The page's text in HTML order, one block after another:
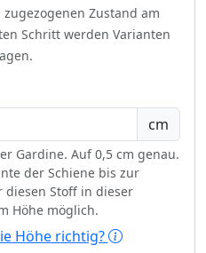
Zustand am
Schritt werden Varianten
cm
Gardine. Auf 0,5 cm genau.
der Schiene bis zur
diesen Stoff in dieser
Höhe möglich.
Höhe richtig?